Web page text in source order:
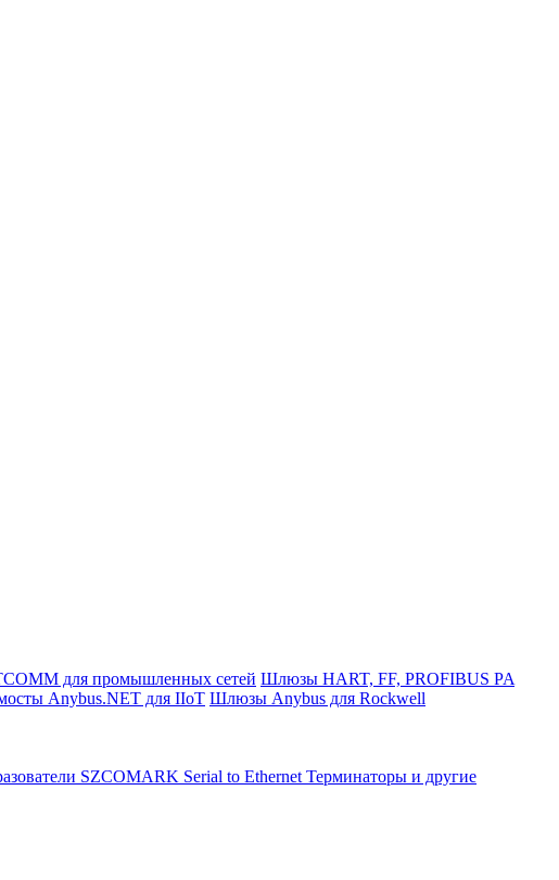
для промышленных сетей Шлюзы HART, FF, PROFIBUS PA
Anybus.NET для IIoT Шлюзы Anybus для Rockwell
SZCOMARK Serial to Ethernet Терминаторы и другие